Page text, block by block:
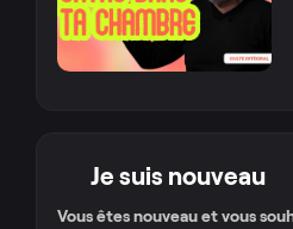
Je suis nouveau
Vous êtes nouveau et vous